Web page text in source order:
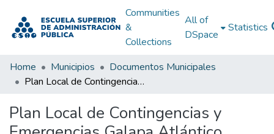
Communities
&
Collections
All of
DSpace
Statistics
Home Municipios
Documentos Municipales
Plan Local de Contingencias y Emergencias Galapa Atlántico 2008: PLCE Galapa Atlántico 2008
Plan Local de Contingencias y